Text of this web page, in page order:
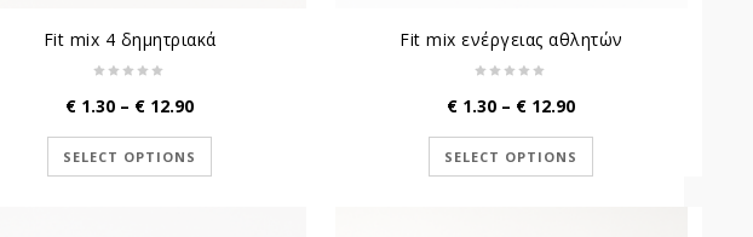
Fit mix 4 δημητριακά
€ 1.30 – € 12.90Price
€ 1.30
through
SELECT OPTIONS
Fit mix ενέργειας αθλητών
€ 1.30 – € 12.90Price
€ 1.30
through
SELECT OPTIONS